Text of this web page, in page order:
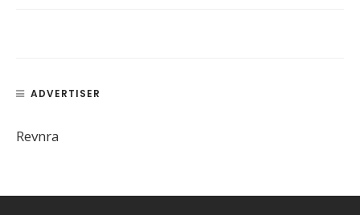
ADVERTISER
Revnra